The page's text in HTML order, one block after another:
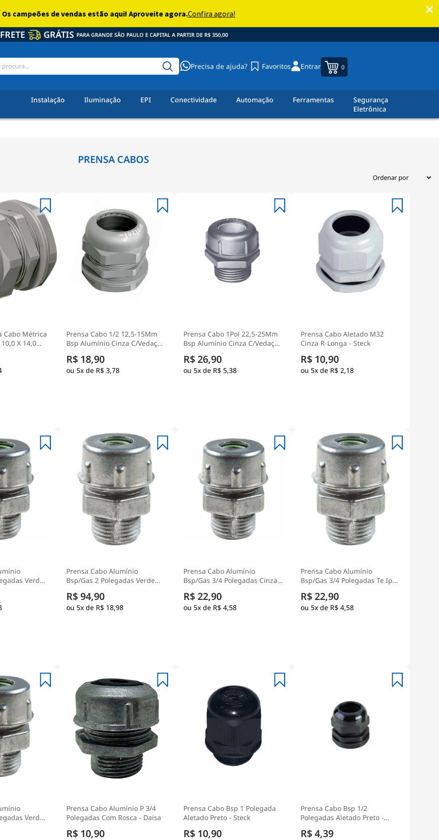
FRETE GRÁTIS PARA GRANDE SÃO PAULO E CAPITAL A PARTIR DE R$ 350,00
Precisa de ajuda? Favoritos Entrar 0
Instalação Iluminação EPI Conectividade Automação Ferramentas
Segurança
Eletrônica
PRENSA CABOS
Cabo Métrica
X 14,0
Prensa Cabo 1/2 12,5-15Mm
Bsp Alumínio Cinza C/Vedação
R$ 18,90
5x de R$ 3,78
Prensa Cabo 1Pol 22,5-25Mm
Bsp Alumínio Cinza C/Vedação
R$ 26,90
5x de R$ 5,38
Prensa Cabo Aletado M32
Cinza R-Longa - Steck
R$ 10,90
5x de R$ 2,18
Verde
Prensa Cabo Alumínio
Bsp/Gas 2 Polegadas Verde
R$ 94,90
5x de R$ 18,98
Prensa Cabo Alumínio
Bsp/Gas 3/4 Polegadas Cinza
R$ 22,90
5x de R$ 4,58
Prensa Cabo Alumínio
Bsp/Gas 3/4 Polegadas Te Ip52
R$ 22,90
5x de R$ 4,58
Verde
Prensa Cabo Alumínio P 3/4
Polegadas Com Rosca - Daisa
R$ 10,90
Prensa Cabo Bsp 1 Polegada
Aletado Preto - Steck
R$ 10,90
Prensa Cabo Bsp 1/2
Polegadas Aletado Preto -
R$ 4,39